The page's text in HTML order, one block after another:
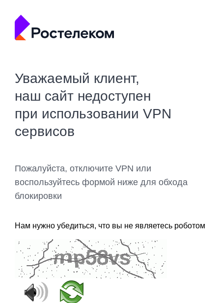
Уважаемый клиент,
наш сайт недоступен
при использовании VPN
сервисов
Пожалуйста, отключите VPN или
воспользуйтесь формой ниже для обхода
блокировки
Нам нужно убедиться, что вы не являетесь роботом